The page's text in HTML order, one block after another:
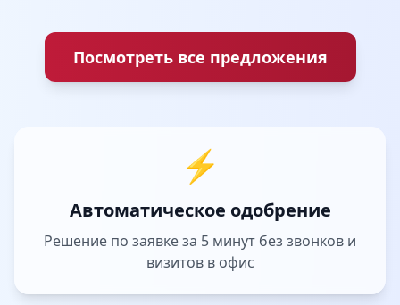
Посмотреть все предложения
⚡
Автоматическое одобрение
Решение по заявке за 5 минут без звонков и
визитов в офис